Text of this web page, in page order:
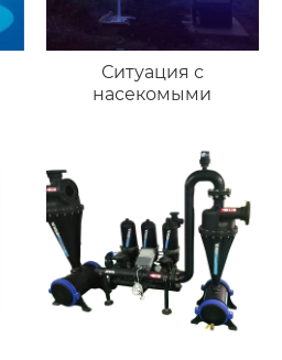
Ситуация с
насекомыми